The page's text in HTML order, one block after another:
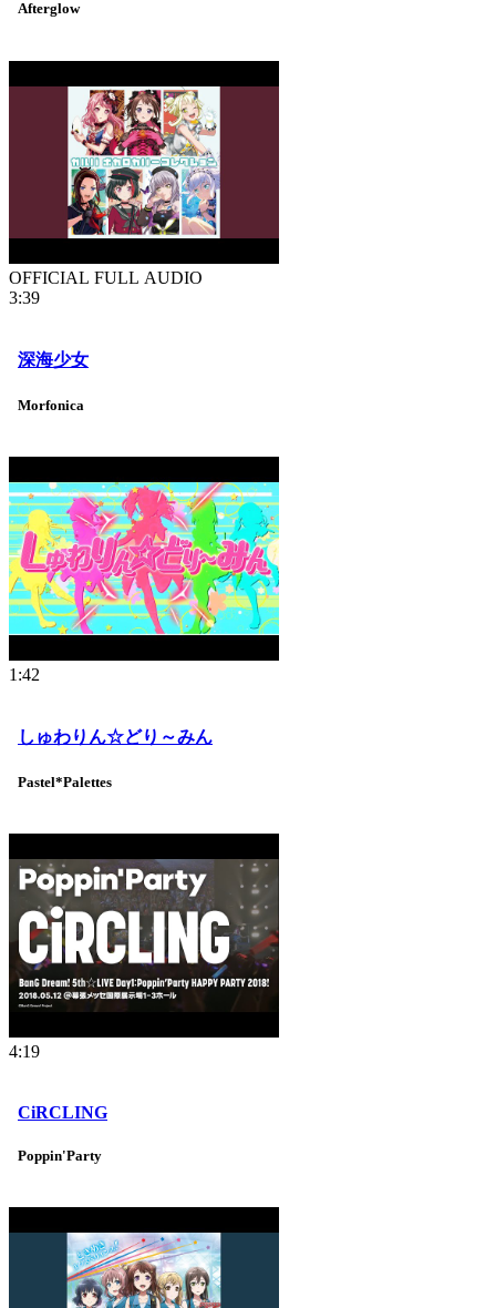
Afterglow
OFFICIAL FULL AUDIO
3:39
深海少女
Morfonica
1:42
しゅわりん☆どり～みん
Pastel*Palettes
4:19
CiRCLING
Poppin'Party